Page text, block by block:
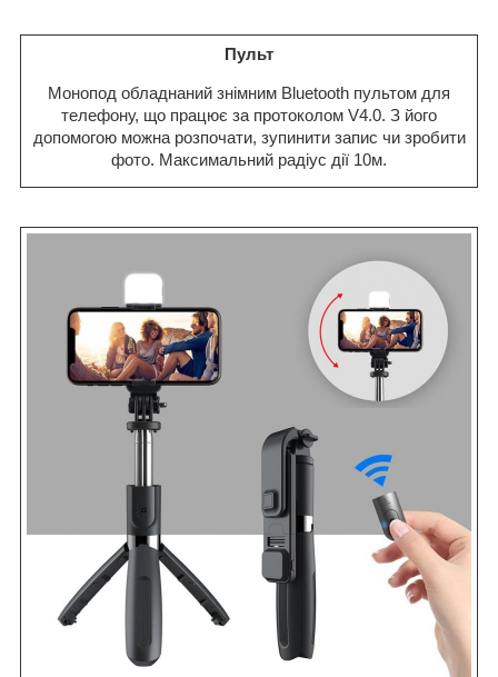
Пульт
Монопод обладнаний знімним Bluetooth пультом для
телефону, що працює за протоколом V4.0. З його
допомогою можна розпочати, зупинити запис чи зробити
фото. Максимальний радіус дії 10м.